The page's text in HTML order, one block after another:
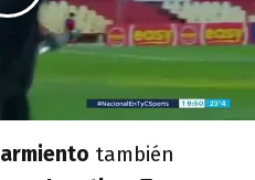
también